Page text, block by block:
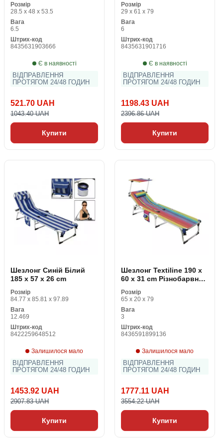
Підстроювання Textilene
Розмір
28.5 x 48 x 53.5
Вага
6.5
Штрих-код
8435631903666
Є в наявності
ВІДПРАВЛЕННЯ
ПРОТЯГОМ 24/48 ГОДИН
521.70 UAH
1043.40 UAH
Купити
Розмір
29 x 61 x 79
Вага
6
Штрих-код
8435631901716
Є в наявності
ВІДПРАВЛЕННЯ
ПРОТЯГОМ 24/48 ГОДИН
1198.43 UAH
2396.86 UAH
Купити
Шезлонг Синій Білий
185 x 57 x 26 cm
Розмір
84.77 x 85.81 x 97.89
Вага
12.469
Штрих-код
8422259648512
Залишилося мало
ВІДПРАВЛЕННЯ
ПРОТЯГОМ 24/48 ГОДИН
1453.92 UAH
2907.83 UAH
Купити
Шезлонг Textiline 190 x
60 x 31 cm Різнобарвний
That's You! Кишені
Розмір
65 x 20 x 79
Вага
3
Штрих-код
8436591899136
Залишилося мало
ВІДПРАВЛЕННЯ
ПРОТЯГОМ 24/48 ГОДИН
1777.11 UAH
3554.22 UAH
Купити